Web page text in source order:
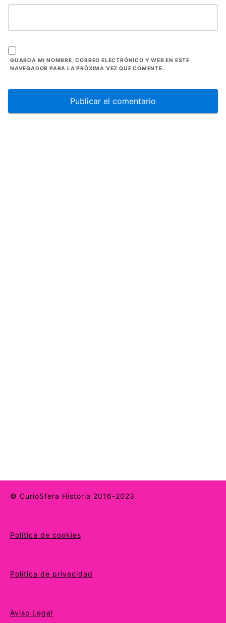
GUARDA MI NOMBRE, CORREO ELECTRÓNICO Y WEB EN ESTE
NAVEGADOR PARA LA PRÓXIMA VEZ QUE COMENTE.
© CurioSfera Historia 2016-2023
Política de cookies
Política de privacidad
Aviso Legal